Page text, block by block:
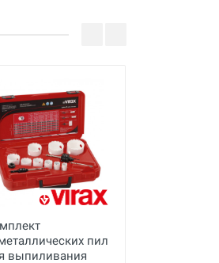
пил
выпиливания